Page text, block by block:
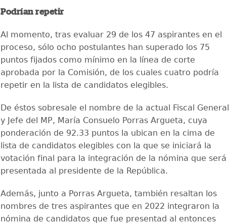
Podrían repetir
Al momento, tras evaluar 29 de los 47 aspirantes en el
proceso, sólo ocho postulantes han superado los 75
puntos fijados como mínimo en la línea de corte
aprobada por la Comisión, de los cuales cuatro podría
repetir en la lista de candidatos elegibles.
De éstos sobresale el nombre de la actual Fiscal General
y Jefe del MP, María Consuelo Porras Argueta, cuya
ponderación de 92.33 puntos la ubican en la cima de
lista de candidatos elegibles con la que se iniciará la
votación final para la integración de la nómina que será
presentada al presidente de la República.
Además, junto a Porras Argueta, también resaltan los
nombres de tres aspirantes que en 2022 integraron la
nómina de candidatos que fue presentad al entonces